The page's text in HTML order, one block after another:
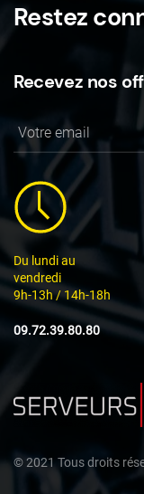
Restez
Recevez nos
Du lundi au
vendredi
9h-13h / 14h-18h
09.72.39.80.80
©2021 Tous droits